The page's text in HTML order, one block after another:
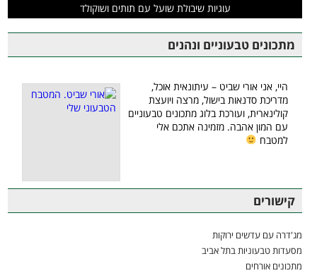
עוגיות שיבולת שועל עם תותים ושוקולד
מתכונים טבעוניים ונהנים
היי, אני אורי שביט – עיתונאית אוכל,
מדריכת סדנאות בישול, מרצה ויועצת
קולינארית, ועורכת בלוג מתכונים טבעוניים
עם המון אהבה. מזמינה אתכם אלי
למטבח
קישורים
מג'דרה עם עדשים ירוקות
מסעדות טבעוניות בתל אביב
מתכונים אורחים